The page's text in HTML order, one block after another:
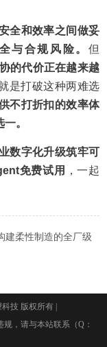
全和效率之间做妥
与合规风险。 但
的代价正在越来越
是打破这种两难选
不打折扣的效率体
。
数字化升级筑牢可
免费试用
，一起
建柔性制造的全厂级
科技 版权所有 |
，请与本站联系（Q：